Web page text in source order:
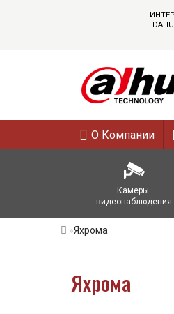
О Компании
Камеры
видеонаблюдения
Яхрома
Яхрома